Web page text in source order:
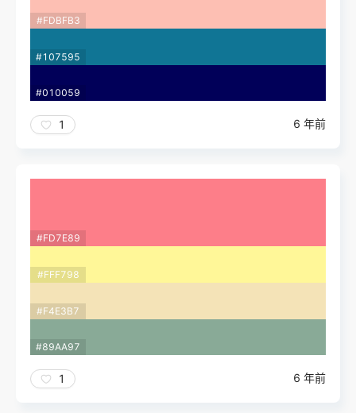
#FDBFB3
#107595
#010059
1 6 年前
#FD7E89
#FFF798
#F4E3B7
#89AA97
1 6 年前